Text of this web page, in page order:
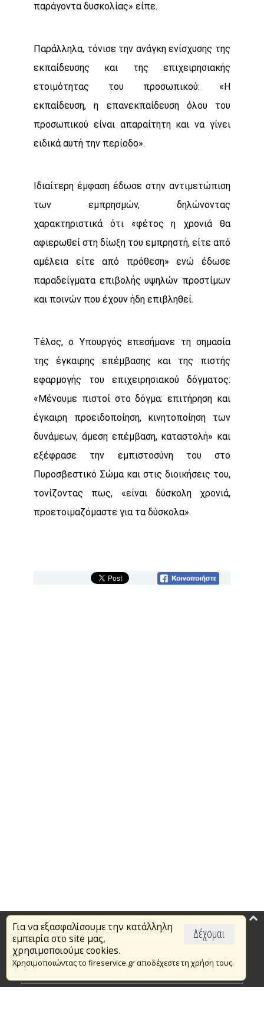
παράγοντα δυσκολίας» είπε.
Παράλληλα, τόνισε την ανάγκη ενίσχυσης της
εκπαίδευσης και της επιχειρησιακής
ετοιμότητας του προσωπικού: «Η
εκπαίδευση, η επανεκπαίδευση όλου του
προσωπικού είναι απαραίτητη και να γίνει
ειδικά αυτή την περίοδο».
Ιδιαίτερη έμφαση έδωσε στην αντιμετώπιση
των εμπρησμών, δηλώνοντας
χαρακτηριστικά ότι «φέτος η χρονιά θα
αφιερωθεί στη δίωξη του εμπρηστή, είτε από
αμέλεια είτε από πρόθεση» ενώ έδωσε
παραδείγματα επιβολής υψηλών προστίμων
και ποινών που έχουν ήδη επιβληθεί.
Τέλος, ο Υπουργός επεσήμανε τη σημασία
της έγκαιρης επέμβασης και της πιστής
εφαρμογής του επιχειρησιακού δόγματος:
«Μένουμε πιστοί στο δόγμα: επιτήρηση και
έγκαιρη προειδοποίηση, κινητοποίηση των
δυνάμεων, άμεση επέμβαση, καταστολή» και
εξέφρασε την εμπιστοσύνη του στο
Πυροσβεστικό Σώμα και στις διοικήσεις του,
τονίζοντας πως, «είναι δύσκολη χρονιά,
προετοιμαζόμαστε για τα δύσκολα».
Δέχομαι
Για να εξασφαλίσουμε την κατάλληλη
εμπειρία στο site μας,
χρησιμοποιούμε cookies.
Χρησιμοποιώντας το fireservice.gr αποδέχεστε τη χρήση τους.
Επικαιρότητα
Το Πυροσβεστικό Σώμα